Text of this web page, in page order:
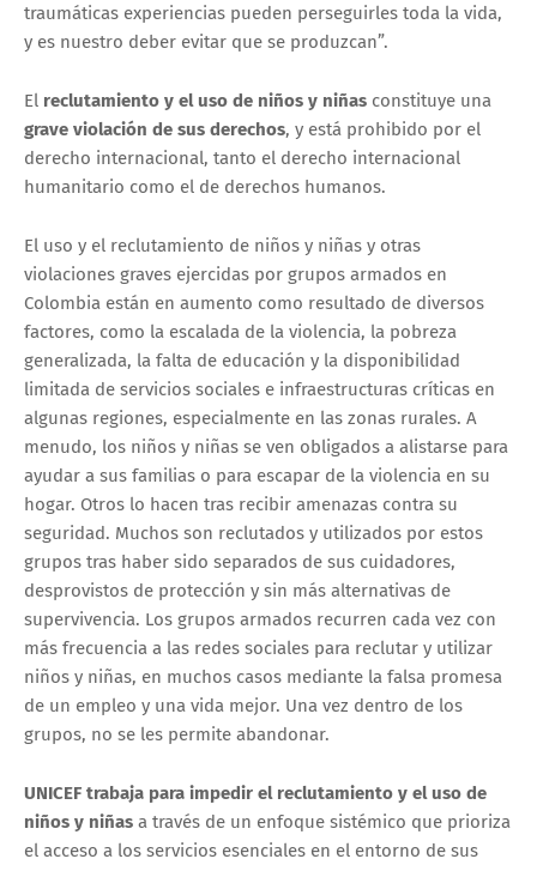
traumáticas experiencias pueden perseguirles toda la vida,
y es nuestro deber evitar que se produzcan”.
El reclutamiento y el uso de niños y niñas constituye una
grave violación de sus derechos, y está prohibido por el
derecho internacional, tanto el derecho internacional
humanitario como el de derechos humanos.
El uso y el reclutamiento de niños y niñas y otras
violaciones graves ejercidas por grupos armados en
Colombia están en aumento como resultado de diversos
factores, como la escalada de la violencia, la pobreza
generalizada, la falta de educación y la disponibilidad
limitada de servicios sociales e infraestructuras críticas en
algunas regiones, especialmente en las zonas rurales. A
menudo, los niños y niñas se ven obligados a alistarse para
ayudar a sus familias o para escapar de la violencia en su
hogar. Otros lo hacen tras recibir amenazas contra su
seguridad. Muchos son reclutados y utilizados por estos
grupos tras haber sido separados de sus cuidadores,
desprovistos de protección y sin más alternativas de
supervivencia. Los grupos armados recurren cada vez con
más frecuencia a las redes sociales para reclutar y utilizar
niños y niñas, en muchos casos mediante la falsa promesa
de un empleo y una vida mejor. Una vez dentro de los
grupos, no se les permite abandonar.
UNICEF trabaja para impedir el reclutamiento y el uso de
niños y niñas a través de un enfoque sistémico que prioriza
el acceso a los servicios esenciales en el entorno de sus